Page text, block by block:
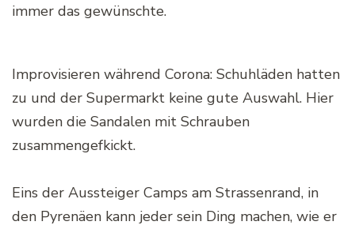
immer das gewünschte.
Improvisieren während Corona: Schuhläden hatten
zu und der Supermarkt keine gute Auswahl. Hier
wurden die Sandalen mit Schrauben
zusammengefkickt.
Eins der Aussteiger Camps am Strassenrand, in
den Pyrenäen kann jeder sein Ding machen, wie er